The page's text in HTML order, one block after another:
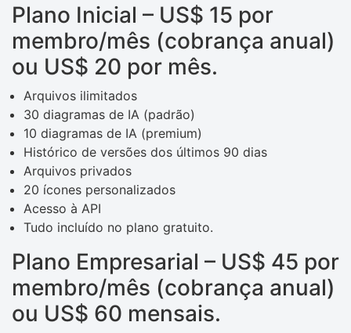
Plano Inicial – US$ 15 por
membro/mês (cobrança anual)
ou US$ 20 por mês.
Arquivos ilimitados
30 diagramas de IA (padrão)
10 diagramas de IA (premium)
Histórico de versões dos últimos 90 dias
Arquivos privados
20 ícones personalizados
Acesso à API
Tudo incluído no plano gratuito.
Plano Empresarial – US$ 45 por
membro/mês (cobrança anual)
ou US$ 60 mensais.